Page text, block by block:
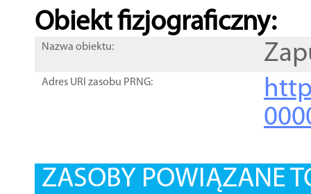
Obiekt fizjograficzny:
Nazwa obiektu:
Adres URI zasobu PRNG:
ZASOBY POWIĄZANE